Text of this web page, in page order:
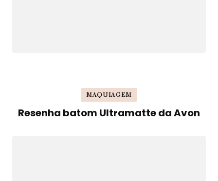
MAQUIAGEM
Resenha batom Ultramatte da Avon